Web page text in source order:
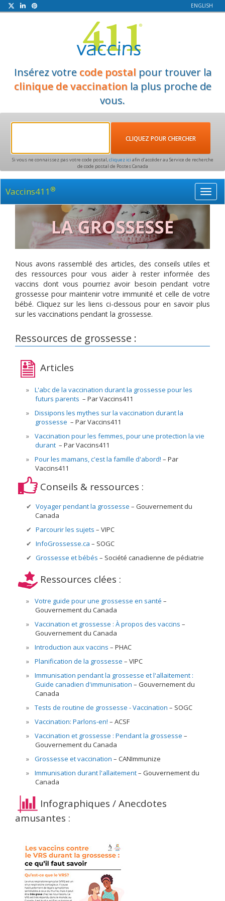
ENGLISH
Insérez votre code postalpour trouver la
clinique de vaccination la plus proche de
vous.
Si vous ne connaissez pas votre code postal,cliquez ici afin d’accéder au Service de recherche
de code postal de Postes Canada
Vaccins411 ®
Nous avons rassemblé des articles, des conseils utiles et
des ressources pour vous aider à rester informée des
vaccins dont vous pourriez avoir besoin pendant votre
grossesse pour maintenir votre immunité et celle de votre
bébé. Cliquez sur les liens ci-dessous pour en savoir plus
sur les vaccinations pendant la grossesse.
Ressources de grossesse :
Articles
L'abc de la vaccination durant la grossesse pour les
futurs parents
Par Vaccins411
Dissipons les mythes sur la vaccination durant la
grossesse
Par Vaccins411
Vaccination pour les femmes, pour une protection la vie
durant
Par Vaccins411
Pour les mamans, c'est la famille d'abord!
Par
Vaccins411
Conseils & ressources :
Voyager pendant la grossesse
Gouvernement du
Canada
Parcourir les sujets
VIPC
InfoGrossesse.ca
SOGC
Grossesse et bébés
Société canadienne de pédiatrie
Ressources clées :
Votre guide pour une grossesse en santé
Gouvernement du Canada
Vaccination et grossesse : À propos des vaccins
Gouvernement du Canada
Introduction aux vaccins
PHAC
Planification de la grossesse
VIPC
Immunisation pendant la grossesse et l'allaitement :
Guide canadien d'immunisation
Gouvernement du
Canada
Tests de routine de grossesse - Vaccination
SOGC
Vaccination: Parlons-en!
ACSF
Vaccination et grossesse : Pendant la grossesse
Gouvernement du Canada
Grossesse et vaccination
CANImmunize
Immunisation durant l'allaitement– Gouvernement du
Canada
Infographiques / Anecdotes
amusantes :